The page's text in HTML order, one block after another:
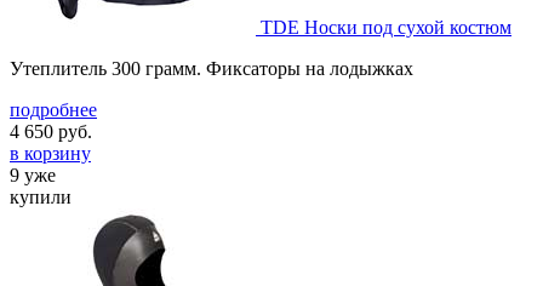
TDE Носки под сухой костюм
Утеплитель 300 грамм. Фиксаторы на лодыжках
подробнее
4 650 руб.
в корзину
9 уже
купили